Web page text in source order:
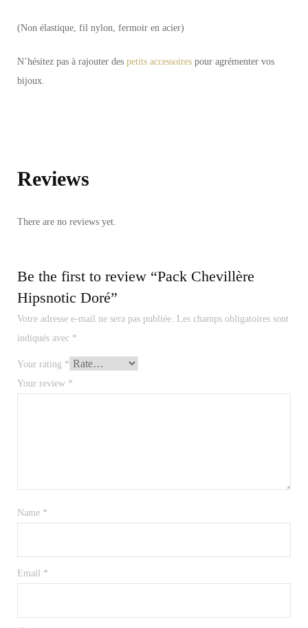
(Non élastique, fil nylon, fermoir en acier)
N’hésitez pas à rajouter des petits accessoires pour agrémenter vos
bijoux.
Reviews
There are no reviews yet.
Be the first to review “Pack Chevillère
Hipsnotic Doré”
Votre adresse e-mail ne sera pas publiée. Les champs obligatoires sont
indiqués avec *
Your rating *
Your review *
Name *
Email *